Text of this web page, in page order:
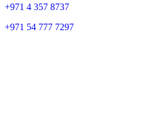
+971 4 357 8737
+971 54 777 7297